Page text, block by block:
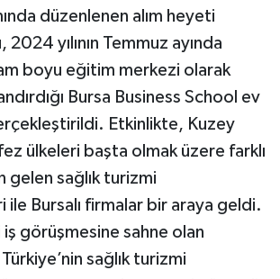
düzenlenen alım heyeti
yılının Temmuz ayında
boyu eğitim merkezi olarak
Bursa Business School ev
Etkinlikte, Kuzey
ülkeleri başta olmak üzere farklı
gelen sağlık turizmi
Bursalı firmalar bir araya geldi.
iş görüşmesine sahne olan
sağlık turizmi